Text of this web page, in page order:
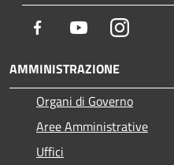
Facebook YoutubeInstagram
AMMINISTRAZIONE
Organi di Governo
Aree Amministrative
Uffici